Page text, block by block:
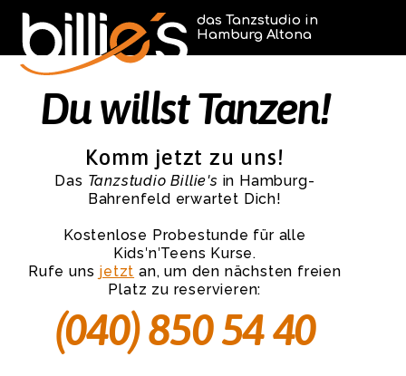
das Tanzstudio in
Hamburg Altona
Du willst Tanzen!
Komm jetzt zu uns!
Das Tanzstudio Billie's in Hamburg-
Bahrenfeld erwartet Dich!
Kostenlose Probestunde für alle
Kids′n′Teens Kurse.
Rufe uns jetzt an, um den nächsten freien
Platz zu reservieren:
(040) 850 54 40